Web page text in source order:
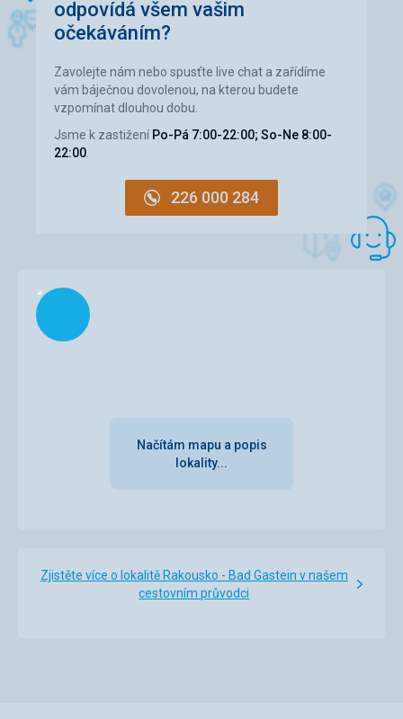
odpovídá všem vašim
očekáváním?
Zavolejte nám nebo spusťte live chat a zařídíme
vám báječnou dovolenou, na kterou budete
vzpomínat dlouhou dobu.
Jsme k zastižení Po-Pá 7:00-22:00; So-Ne 8:00-
22:00
226 000 284
Načítám
Načítám mapu a popis
lokality...
Zjistěte více o lokalitě Rakousko - Bad Gastein v našem
cestovním průvodci